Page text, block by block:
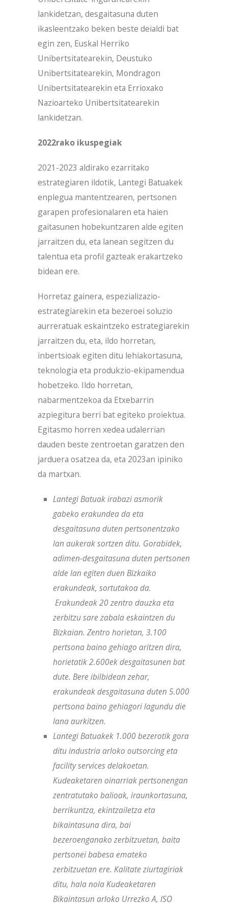
lankidetzan, desgaitasuna duten
ikasleentzako beken beste deialdi bat
egin zen, Euskal Herriko
Unibertsitatearekin, Deustuko
Unibertsitatearekin, Mondragon
Unibertsitatearekin eta Errioxako
Nazioarteko Unibertsitatearekin
lankidetzan.
2022rako ikuspegiak
2021-2023 aldirako ezarritako
estrategiaren ildotik, Lantegi Batuakek
enplegua mantentzearen, pertsonen
garapen profesionalaren eta haien
gaitasunen hobekuntzaren alde egiten
jarraitzen du, eta lanean segitzen du
talentua eta profil gazteak erakartzeko
bidean ere.
Horretaz gainera, espezializazio-
estrategiarekin eta bezeroei soluzio
aurreratuak eskaintzeko estrategiarekin
jarraitzen du, eta, ildo horretan,
inbertsioak egiten ditu lehiakortasuna,
teknologia eta produkzio-ekipamendua
hobetzeko. Ildo horretan,
nabarmentzekoa da Etxebarrin
azpiegitura berri bat egiteko proiektua.
Egitasmo horren xedea udalerrian
dauden beste zentroetan garatzen den
jarduera osatzea da, eta 2023an ipiniko
da martxan.
Lantegi Batuak irabazi asmorik
gabeko erakundea da eta
desgaitasuna duten pertsonentzako
lan aukerak sortzen ditu. Gorabidek,
adimen-desgaitasuna duten pertsonen
alde lan egiten duen Bizkaiko
erakundeak, sortutakoa da.
Erakundeak 20 zentro dauzka eta
zerbitzu sare zabala eskaintzen du
Bizkaian. Zentro horietan, 3.100
pertsona baino gehiago aritzen dira,
horietatik 2.600ek desgaitasunen bat
dute. Bere ibilbidean zehar,
erakundeak desgaitasuna duten 5.000
pertsona baino gehiagori lagundu die
lana aurkitzen.
Lantegi Batuakek 1.000 bezerotik gora
ditu industria arloko outsorcing eta
facility services delakoetan.
Kudeaketaren oinarriak pertsonengan
zentratutako balioak, iraunkortasuna,
berrikuntza, ekintzailetza eta
bikaintasuna dira, bai
bezeroenganako zerbitzuetan, baita
pertsonei babesa emateko
zerbitzuetan ere. Kalitate ziurtagiriak
ditu, hala nola Kudeaketaren
Bikaintasun arloko Urrezko A, ISO